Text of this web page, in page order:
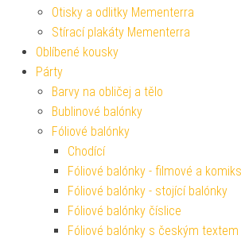
Otisky a odlitky Mementerra
Stírací plakáty Mementerra
Oblíbené kousky
Párty
Barvy na obličej a tělo
Bublinové balónky
Fóliové balónky
Chodící
Fóliové balónky - filmové a
Fóliové balónky - stojící balónky
Fóliové balónky číslice
Fóliové balónky s českým textem